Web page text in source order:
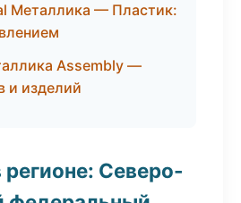
Металлика — Пластик:
Assembly —
и изделий
Северо-